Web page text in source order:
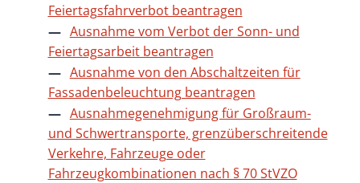
Feiertagsfahrverbot beantragen
Ausnahme vom Verbot der Sonn- und
Feiertagsarbeit beantragen
Ausnahme von den Abschaltzeiten für
Fassadenbeleuchtung beantragen
Ausnahmegenehmigung für Großraum-
und Schwertransporte, grenzüberschreitende
Verkehre, Fahrzeuge oder
Fahrzeugkombinationen nach § 70 StVZO